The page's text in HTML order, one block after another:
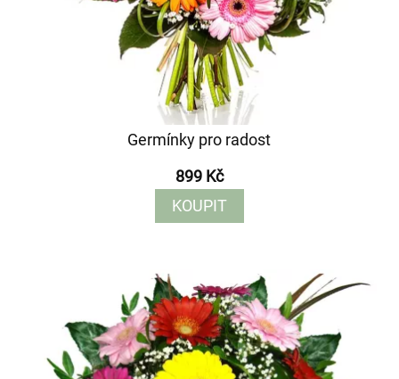
Germínky pro radost
899 Kč
KOUPIT